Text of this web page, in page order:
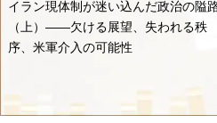
イラン現体制が迷い込んだ政治の隘
（上）――欠ける展望、失われる秩
序、米軍介入の可能性